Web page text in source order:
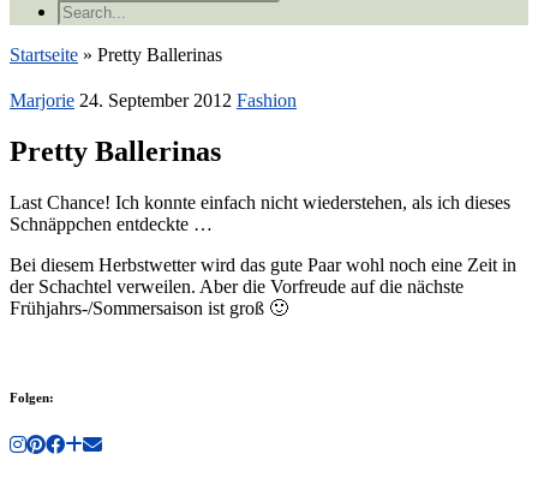
Startseite » Pretty Ballerinas
Marjorie 24. September 2012 Fashion
Pretty Ballerinas
Last Chance! Ich konnte einfach nicht wiederstehen, als ich dieses
Schnäppchen entdeckte …
Bei diesem Herbstwetter wird das gute Paar wohl noch eine Zeit in
der Schachtel verweilen. Aber die Vorfreude auf die nächste
Frühjahrs-/Sommersaison ist groß 🙂
Folgen: